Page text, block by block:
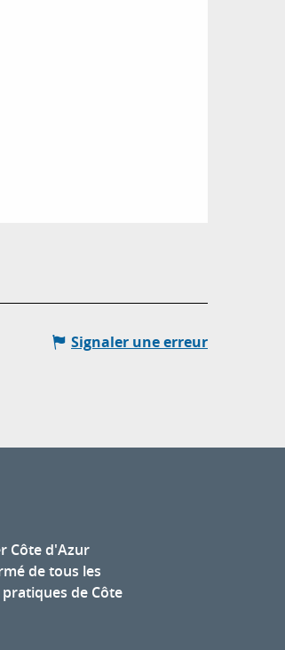
Signaler une erreur
Côte d'Azur
de tous les
de Côte